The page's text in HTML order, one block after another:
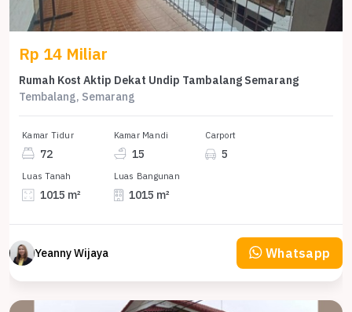
Rp 14 Miliar
Rumah Kost Aktip Dekat Undip Tambalang Semarang
Tembalang, Semarang
Kamar Tidur
72
Kamar Mandi
15
Carport
5
Luas Tanah
1015 m²
Luas Bangunan
1015 m²
Yeanny Wijaya Whatsapp